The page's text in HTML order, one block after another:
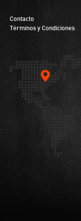
Contacto
Términos y Condiciones